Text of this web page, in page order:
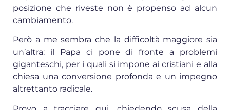
posizione che riveste non è propenso ad alcun
cambiamento.
Però a me sembra che la difficoltà maggiore sia
un’altra: il Papa ci pone di fronte a problemi
giganteschi, per i quali si impone ai cristiani e alla
chiesa una conversione profonda e un impegno
altrettanto radicale.